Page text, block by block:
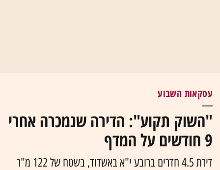
עסקאות השבוע
"השוק תקוע": הדירה שנמכרה אחרי
9 חודשים על המדף
דירת 4.5 חדרים ברובע י"א באשדוד, בשטח של 122 מ"ר